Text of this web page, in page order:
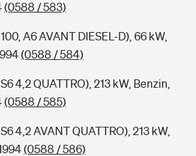
(0588 / 583)
A6 AVANT DIESEL-D), 66 kW,
(0588 / 584)
4,2 QUATTRO), 213 kW, Benzin,
(0588 / 585)
4,2 AVANT QUATTRO), 213 kW,
(0588 / 586)